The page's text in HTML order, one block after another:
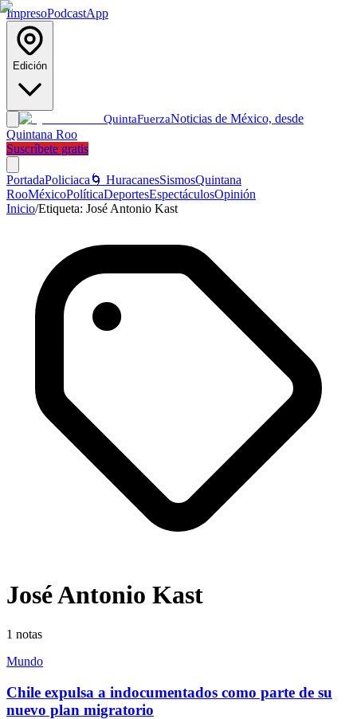
ImpresoPodcastApp
Edición
QuintaFuerzaNoticias de México, desde
Quintana Roo
Suscríbete gratis
PortadaPoliciaca 🌀 HuracanesSismosQuintana
RooMéxicoPolíticaDeportesEspectáculosOpinión
Inicio/Etiqueta: José Antonio Kast
José Antonio Kast
1 notas
Mundo
Chile expulsa a indocumentados como parte de su
nuevo plan migratorio